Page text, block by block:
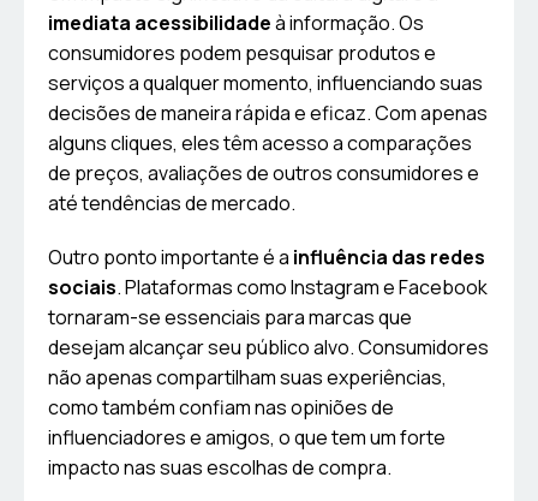
imediata acessibilidadeà informação. Os
consumidores podem pesquisar produtos e
serviços a qualquer momento, influenciando suas
decisões de maneira rápida e eficaz. Com apenas
alguns cliques, eles têm acesso a comparações
de preços, avaliações de outros consumidores e
até tendências de mercado.
Outro ponto importante é a influência das redes
sociais. Plataformas como Instagram e Facebook
tornaram-se essenciais para marcas que
desejam alcançar seu público alvo. Consumidores
não apenas compartilham suas experiências,
como também confiam nas opiniões de
influenciadores e amigos, o que tem um forte
impacto nas suas escolhas de compra.